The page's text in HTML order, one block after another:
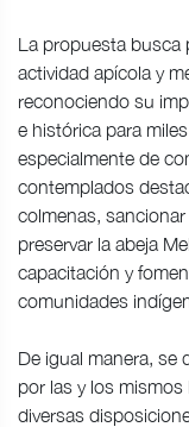
La propuesta busca
actividad apícola y
reconociendo su
e histórica para
especialmente de
contemplados
colmenas,
preservar la abeja
capacitación y
comunidades
De igual manera, se
por las y los mismos
diversas